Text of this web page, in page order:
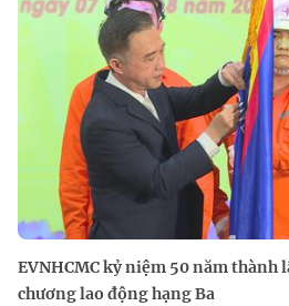
EVNHCMC kỷ niệm 50 năm thành
chương lao động hạng Ba